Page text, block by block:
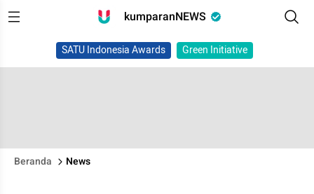
kumparanNEWS
SATU Indonesia Awards Green Initiative
Beranda News